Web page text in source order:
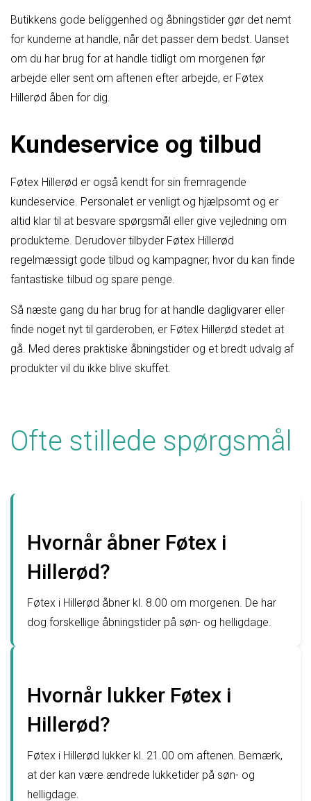
Butikkens gode beliggenhed og åbningstider gør det nemt
for kunderne at handle, når det passer dem bedst. Uanset
om du har brug for at handle tidligt om morgenen før
arbejde eller sent om aftenen efter arbejde, er Føtex
Hillerød åben for dig.
Kundeservice og tilbud
Føtex Hillerød er også kendt for sin fremragende
kundeservice. Personalet er venligt og hjælpsomt og er
altid klar til at besvare spørgsmål eller give vejledning om
produkterne. Derudover tilbyder Føtex Hillerød
regelmæssigt gode tilbud og kampagner, hvor du kan finde
fantastiske tilbud og spare penge.
Så næste gang du har brug for at handle dagligvarer eller
finde noget nyt til garderoben, er Føtex Hillerød stedet at
gå. Med deres praktiske åbningstider og et bredt udvalg af
produkter vil du ikke blive skuffet.
Ofte stillede spørgsmål
Hvornår åbner Føtex i
Hillerød?
Føtex i Hillerød åbner kl. 8.00 om morgenen. De har
dog forskellige åbningstider på søn- og helligdage.
Hvornår lukker Føtex i
Hillerød?
Føtex i Hillerød lukker kl. 21.00 om aftenen. Bemærk,
at der kan være ændrede lukketider på søn- og
helligdage.